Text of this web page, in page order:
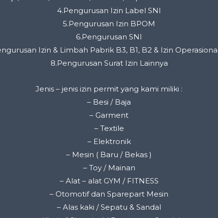
4.Pengurusan Izin Label SNI
5.Pengurusan Izin BPOM
6.Pengurusan SNI
Izin & Limbah Pabrik B3, B1, B2 & Izin
8.Pengurusan Surat Izin Lainnya
Jenis – jenis izin permit yang kami miliki :
– Besi / Baja
– Garment
– Textile
– Elektronik
– Mesin ( Baru / Bekas )
– Toy / Mainan
– Alat – alat GYM / FITNESS
– Otomotif dan Sparepart Mesin
– Alas kaki / Sepatu & Sandal